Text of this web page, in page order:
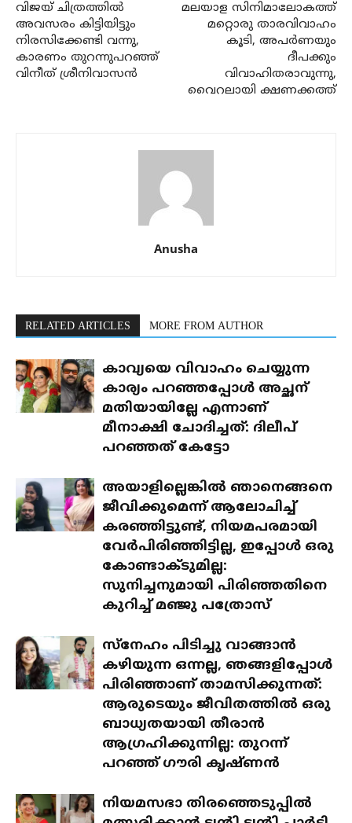
വിജയ് ചിത്രത്തില്‍
അവസരം കിട്ടിയിട്ടും
നിരസിക്കേണ്ടി വന്നു,
കാരണം തുറന്നുപറഞ്ഞ്
വിനീത് ശ്രീനിവാസന്‍
മലയാള സിനിമാലോകത്ത്
മറ്റൊരു താരവിവാഹം
കൂടി, അപര്‍ണയും
ദീപക്കും
വിവാഹിതരാവുന്നു,
വൈറലായി ക്ഷണക്കത്ത്
Anusha
RELATED ARTICLES MORE FROM AUTHOR
കാവ്യയെ വിവാഹം ചെയ്യുന്ന
കാര്യം പറഞ്ഞപ്പോൾ അച്ഛന്
മതിയായില്ലേ എന്നാണ്
മീനാക്ഷി ചോദിച്ചത്: ദിലീപ്
പറഞ്ഞത് കേട്ടോ
അയാളില്ലെങ്കിൽ ഞാനെങ്ങനെ
ജീവിക്കുമെന്ന് ആലോചിച്ച്
കരഞ്ഞിട്ടുണ്ട്, നിയമപരമായി
വേർപിരിഞ്ഞിട്ടില്ല, ഇപ്പോൾ ഒരു
കോണ്ടാക്ടുമില്ല:
സുനിച്ചനുമായി പിരിഞ്ഞതിനെ
കുറിച്ച് മഞ്ജു പത്രോസ്
സ്‌നേഹം പിടിച്ചു വാങ്ങാൻ
കഴിയുന്ന ഒന്നല്ല, ഞങ്ങളിപ്പോൾ
പിരിഞ്ഞാണ് താമസിക്കുന്നത്:
ആരുടെയും ജീവിതത്തിൽ ഒരു
ബാധ്യതയായി തീരാൻ
ആഗ്രഹിക്കുന്നില്ല: തുറന്ന്
പറഞ്ഞ് ഗൗരി കൃഷ്ണൻ
നിയമസഭാ തിരഞ്ഞെടുപ്പിൽ